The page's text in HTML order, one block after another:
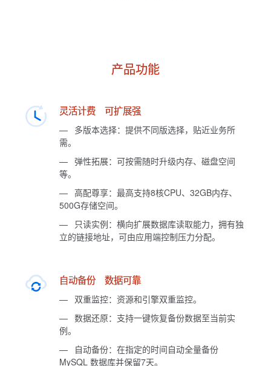
产品功能
灵活计费 可扩展强
— 多版本选择：提供不同版选择，贴近业务所
需。
— 弹性拓展：可按需随时升级内存、磁盘空间
等。
— 高配尊享：最高支持8核CPU、32GB内存、
500G存储空间。
—
只读实例：横向扩展数据库读取能力，拥有独
立的链接地址，可由应用端控制压力分配。
自动备份 数据可靠
— 双重监控：资源和引擎双重监控。
— 数据还原：支持一键恢复备份数据至当前实
例。
—
自动备份：在指定的时间自动全量备份
MySQL 数据库并保留7天。